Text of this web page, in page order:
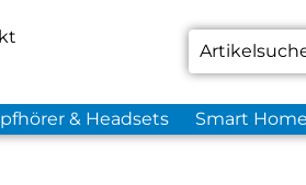
& Headsets Smart